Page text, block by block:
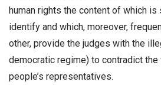
human rights the content of which
identify and which, moreover,
other, provide the judges with the
democratic regime) to contradict
people’s representatives.